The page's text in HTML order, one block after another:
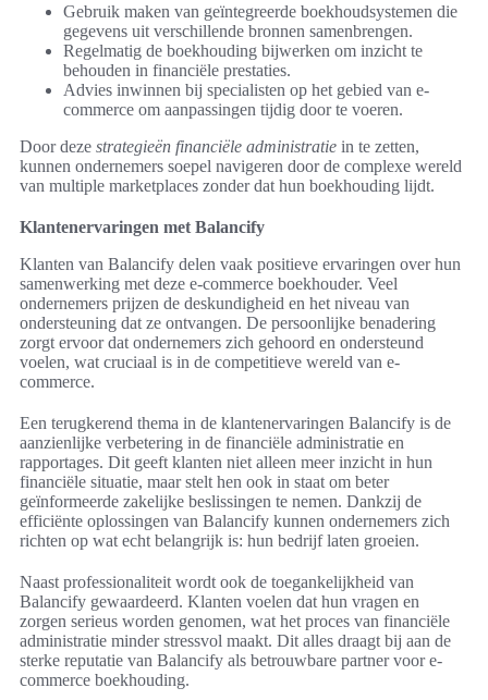
Gebruik maken van geïntegreerde boekhoudsystemen die
gegevens uit verschillende bronnen samenbrengen.
Regelmatig de boekhouding bijwerken om inzicht te
behouden in financiële prestaties.
Advies inwinnen bij specialisten op het gebied van e-
commerce om aanpassingen tijdig door te voeren.
Door deze strategieën financiële administratie in te zetten,
kunnen ondernemers soepel navigeren door de complexe wereld
van multiple marketplaces zonder dat hun boekhouding lijdt.
Klantenervaringen met Balancify
Klanten van Balancify delen vaak positieve ervaringen over hun
samenwerking met deze e-commerce boekhouder. Veel
ondernemers prijzen de deskundigheid en het niveau van
ondersteuning dat ze ontvangen. De persoonlijke benadering
zorgt ervoor dat ondernemers zich gehoord en ondersteund
voelen, wat cruciaal is in de competitieve wereld van e-
commerce.
Een terugkerend thema in de klantenervaringen Balancify is de
aanzienlijke verbetering in de financiële administratie en
rapportages. Dit geeft klanten niet alleen meer inzicht in hun
financiële situatie, maar stelt hen ook in staat om beter
geïnformeerde zakelijke beslissingen te nemen. Dankzij de
efficiënte oplossingen van Balancify kunnen ondernemers zich
richten op wat echt belangrijk is: hun bedrijf laten groeien.
Naast professionaliteit wordt ook de toegankelijkheid van
Balancify gewaardeerd. Klanten voelen dat hun vragen en
zorgen serieus worden genomen, wat het proces van financiële
administratie minder stressvol maakt. Dit alles draagt bij aan de
sterke reputatie van Balancify als betrouwbare partner voor e-
commerce boekhouding.